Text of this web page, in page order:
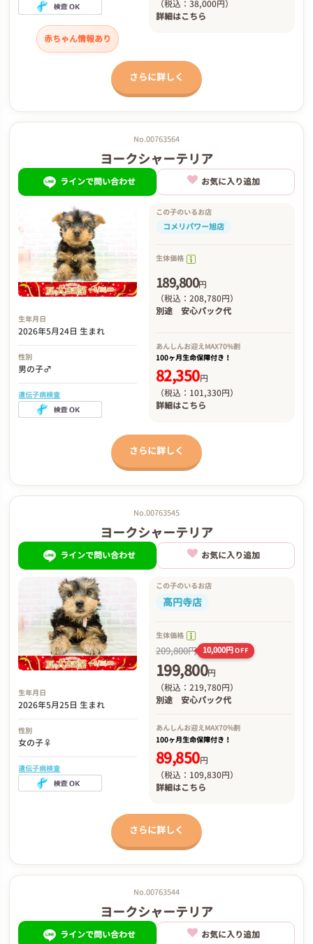
赤ちゃん情報あり
（税込：38,000円）
詳細はこちら
さらに詳しく
No.00763564
ヨークシャーテリア
ラインで問い合わせ お気に入り追加
生年月日
2026年5月24日 生まれ
性別
男の子♂
遺伝子病検査
この子のいるお店
コメリパワー旭店
生体価格
189,800円
（税込：208,780円）
別途 安心パック代
あんしんお迎え MAX70%割
100ヶ月生命保障付き！
82,350円
（税込：101,330円）
詳細はこちら
さらに詳しく
No.00763545
ヨークシャーテリア
ラインで問い合わせ お気に入り追加
生年月日
2026年5月25日 生まれ
性別
女の子♀
遺伝子病検査
この子のいるお店
高円寺店
生体価格
209,800円 10,000円OFF
199,800円
（税込：219,780円）
別途 安心パック代
あんしんお迎えMAX70%割
100ヶ月生命保障付き！
89,850円
（税込：109,830円）
詳細はこちら
さらに詳しく
No.00763544
ヨークシャーテリア
ラインで問い合わせ お気に入り追加